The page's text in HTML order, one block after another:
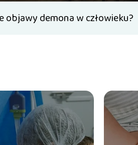
objawy demona w człowieku?